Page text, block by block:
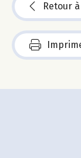
Retour